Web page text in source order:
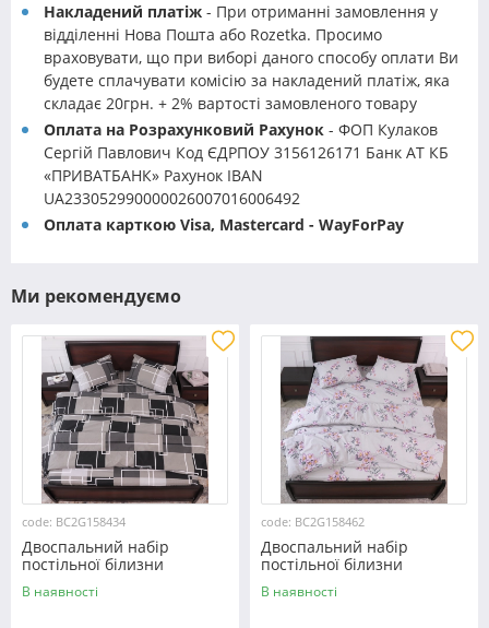
Накладений платіж - При отриманні замовлення у
відділенні Нова Пошта або Rozetka. Просимо
враховувати, що при виборі даного способу оплати Ви
будете сплачувати комісію за накладений платіж, яка
складає 20грн. + 2% вартості замовленого товару
Оплата на Розрахунковий Рахунок - ФОП Кулаков
Сергій Павлович Код ЄДРПОУ 3156126171 Банк АТ КБ
«ПРИВАТБАНК» Рахунок IBAN
UA233052990000026007016006492
Оплата карткою Visa, Mastercard - WayForPay
Ми рекомендуємо
code: BC2G158434
Двоспальний набір
постільної білизни
180*220 із Бязі "Gold"
№158434 Черешенка™
В наявності
code: BC2G158462
Двоспальний набір
постільної білизни
180*220 із Бязі "Gold"
№158462 Черешенька™
В наявності